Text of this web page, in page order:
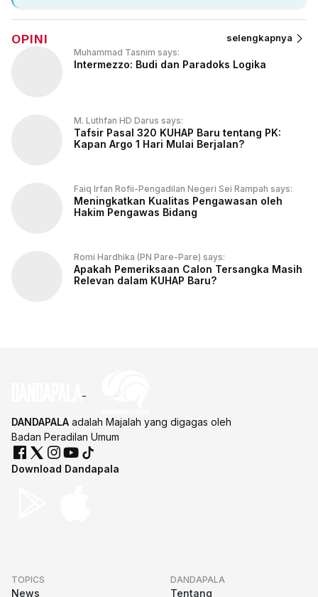
OPINI selengkapnya
Muhammad Tasnim says:
Intermezzo: Budi dan Paradoks Logika
M. Luthfan HD Darus says:
Tafsir Pasal 320 KUHAP Baru tentang PK:
Kapan Argo 1 Hari Mulai Berjalan?
Faiq Irfan Rofii-Pengadilan Negeri Sei Rampah says:
Meningkatkan Kualitas Pengawasan oleh
Hakim Pengawas Bidang
Romi Hardhika (PN Pare-Pare) says:
Apakah Pemeriksaan Calon Tersangka Masih
Relevan dalam KUHAP Baru?
DANDAPALA adalah Majalah yang digagas oleh
Badan Peradilan Umum
Download Dandapala
TOPICS
News
DANDAPALA
Tentang